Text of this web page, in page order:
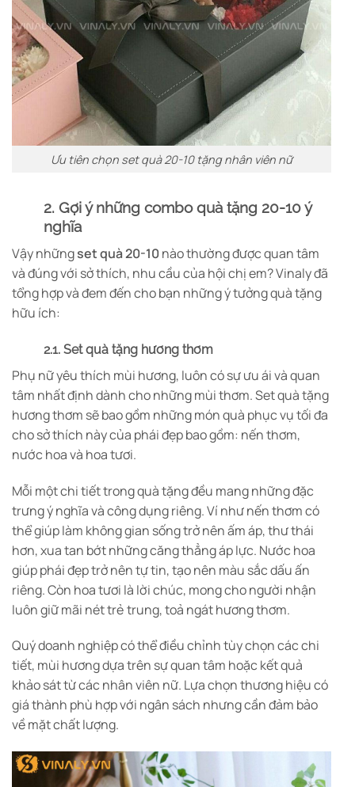
Ưu tiên chọn set quà 20-10 tặng nhân viên nữ
2. Gợi ý những combo quà tặng 20-10 ý
nghĩa
Vậy nhữngset quà 20-10nào thường được quan tâm
và đúng với sở thích, nhu cầu của hội chị em? Vinaly đã
tổng hợp và đem đến cho bạn những ý tưởng quà tặng
hữu ích:
2.1. Set quà tặng hương thơm
Phụ nữ yêu thích mùi hương, luôn có sự ưu ái và quan
tâm nhất định dành cho những mùi thơm. Set quà tặng
hương thơm sẽ bao gồm những món quà phục vụ tối đa
cho sở thích này của phái đẹp bao gồm: nến thơm,
nước hoa và hoa tươi.
Mỗi một chi tiết trong quà tặng đều mang những đặc
trưng ý nghĩa và công dụng riêng. Ví như nến thơm có
thể giúp làm không gian sống trở nên ấm áp, thư thái
hơn, xua tan bớt những căng thẳng áp lực. Nước hoa
giúp phái đẹp trở nên tự tin, tạo nên màu sắc dấu ấn
riêng. Còn hoa tươi là lời chúc, mong cho người nhận
luôn giữ mãi nét trẻ trung, toả ngát hương thơm.
Quý doanh nghiệp có thể điều chỉnh tùy chọn các chi
tiết, mùi hương dựa trên sự quan tâm hoặc kết quả
khảo sát từ các nhân viên nữ. Lựa chọn thương hiệu có
giá thành phù hợp với ngân sách nhưng cần đảm bảo
về mặt chất lượng.